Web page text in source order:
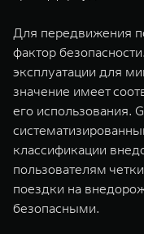
Для передвижения
фактор
эксплуатации для
значение имеет
его использования.
классификации
пользователям
поездки на
безопасными.